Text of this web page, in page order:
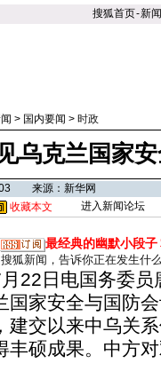
搜狐首页-新闻
> 国内要闻 > 时政
乌克兰国家
来源：新华网
收藏本文 进入新闻论坛
最经典的幽默小段子
搜狐新闻，告诉你正在发生什
日电国务委员
国家安全与国防
交以来中乌关系
丰硕成果。中方